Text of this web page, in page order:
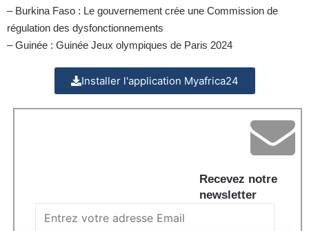
– Burkina Faso : Le gouvernement crée une Commission de
régulation des dysfonctionnements
– Guinée : Guinée Jeux olympiques de Paris 2024
Installer l'application Myafrica24
Recevez notre
newsletter